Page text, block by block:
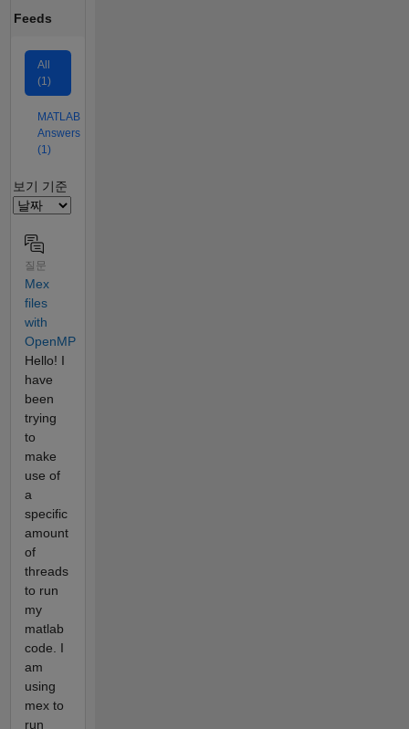
Feeds
All
(1)
MATLAB
Answers
(1)
Filter2
보기 기준
질문
Mex
files
with
OpenMP
Hello! I
have
been
trying
to
make
use of
a
specific
amount
of
threads
to run
my
matlab
code. I
am
using
mex to
run